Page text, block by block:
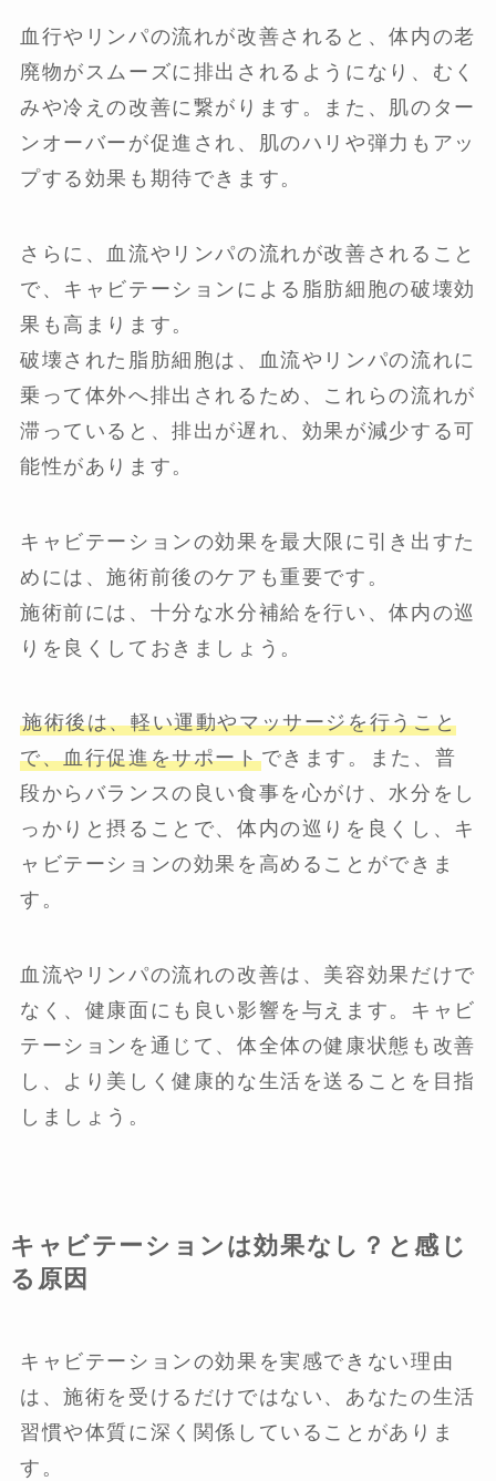
血行やリンパの流れが改善されると、体内の老
廃物がスムーズに排出されるようになり、むく
みや冷えの改善に繋がります。また、肌のター
ンオーバーが促進され、肌のハリや弾力もアッ
プする効果も期待できます。
さらに、血流やリンパの流れが改善されること
で、キャビテーションによる脂肪細胞の破壊効
果も高まります。
破壊された脂肪細胞は、血流やリンパの流れに
乗って体外へ排出されるため、これらの流れが
滞っていると、排出が遅れ、効果が減少する可
能性があります。
キャビテーションの効果を最大限に引き出すた
めには、施術前後のケアも重要です。
施術前には、十分な水分補給を行い、体内の巡
りを良くしておきましょう。
施術後は、軽い運動やマッサージを行うこと
で、血行促進をサポートできます。また、普
段からバランスの良い食事を心がけ、水分をし
っかりと摂ることで、体内の巡りを良くし、キ
ャビテーションの効果を高めることができま
す。
血流やリンパの流れの改善は、美容効果だけで
なく、健康面にも良い影響を与えます。キャビ
テーションを通じて、体全体の健康状態も改善
し、より美しく健康的な生活を送ることを目指
しましょう。
キャビテーションは効果なし？と感じ
る原因
キャビテーションの効果を実感できない理由
は、施術を受けるだけではない、あなたの生活
習慣や体質に深く関係していることがありま
す。